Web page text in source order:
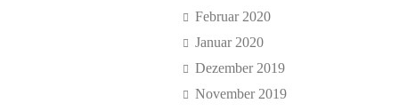
Februar 2020
Januar 2020
Dezember 2019
November 2019